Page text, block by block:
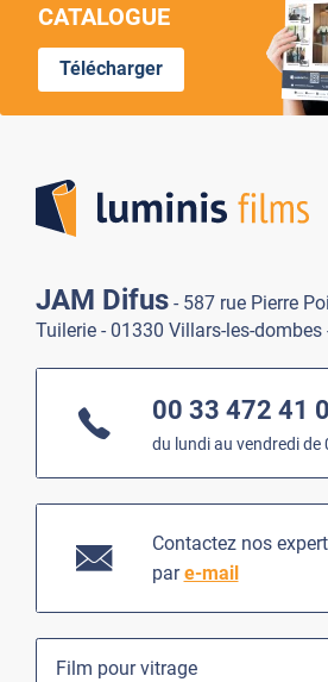
CATALOGUE
Télécharger
JAM Difus - 587 rue Pierre
Tuilerie - 01330 Villars-les-dombes
00 33 472 41
du lundi au vendredi de
Contactez nos
pare-mail
Film pour vitrage